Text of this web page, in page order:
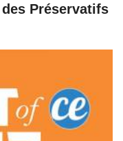
Préservatifs